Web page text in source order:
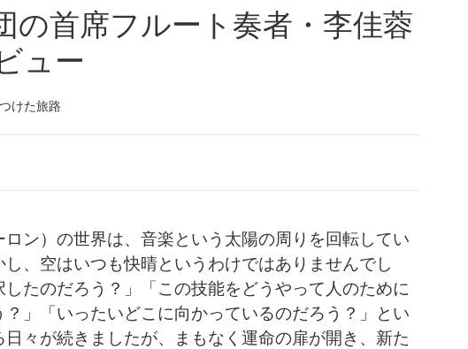
の首席フルート奏者・李佳蓉
ュー
けた旅路
ン）の世界は、音楽という太陽の周りを回転してい
、空はいつも快晴というわけではありませんでし
たのだろう？」「この技能をどうやって人のために
」「いったいどこに向かっているのだろう？」とい
々が続きましたが、まもなく運命の扉が開き、新た